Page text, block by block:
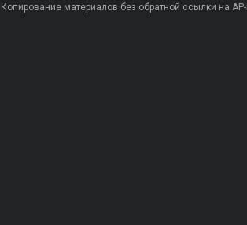
Копирование материалов без обратной ссылки на